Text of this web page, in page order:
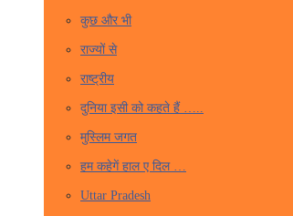
कुछ और भी
राज्यों से
राष्ट्रीय
दुनिया इसी को कहते हैं …..
मुस्लिम जगत
हम कहेगें हाल ए दिल …
Uttar Pradesh